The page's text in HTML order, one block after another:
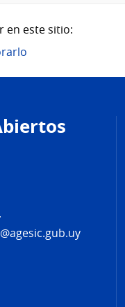
en este sitio: